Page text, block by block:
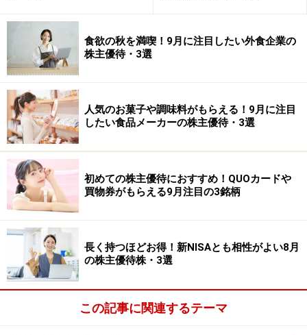
食欲の秋を満喫！9月に注目したい外食企業の
株主優待・3選
人気のお菓子や調味料がもらえる！9月に注目
したい食品メーカーの株主優待・3選
初めての株主優待におすすめ！QUOカードや
買物券がもらえる9月注目の3銘柄
長く持つほどお得！新NISAとも相性がよい8月
の株主優待株・3選
この記事に関連するテーマ